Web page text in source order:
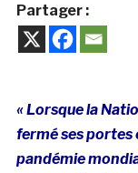
Partager :
« Lorsque la
fermé ses portes
pandémie